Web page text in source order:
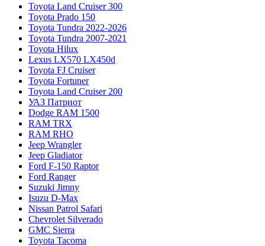
Toyota Land Cruiser 300
Toyota Prado 150
Toyota Tundra 2022-2026
Toyota Tundra 2007-2021
Toyota Hilux
Lexus LX570 LX450d
Toyota FJ Cruiser
Toyota Fortuner
Toyota Land Cruiser 200
УАЗ Патриот
Dodge RAM 1500
RAM TRX
RAM RHO
Jeep Wrangler
Jeep Gladiator
Ford F-150 Raptor
Ford Ranger
Suzuki Jimny
Isuzu D-Max
Nissan Patrol Safari
Chevrolet Silverado
GMC Sierra
Toyota Tacoma